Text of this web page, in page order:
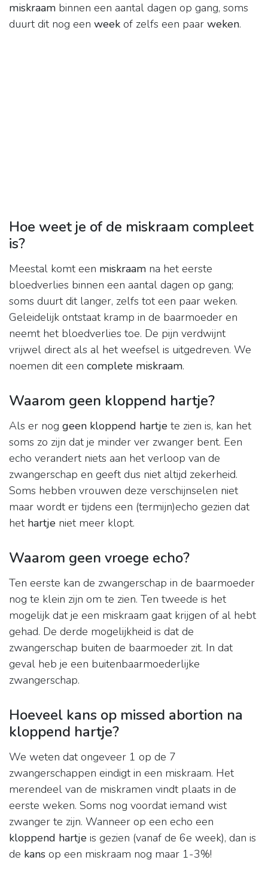
miskraam binnen een aantal dagen op gang, soms
duurt dit nog een week of zelfs een paar weken.
Hoe weet je of de miskraam compleet
is?
Meestal komt een miskraam na het eerste
bloedverlies binnen een aantal dagen op gang;
soms duurt dit langer, zelfs tot een paar weken.
Geleidelijk ontstaat kramp in de baarmoeder en
neemt het bloedverlies toe. De pijn verdwijnt
vrijwel direct als al het weefsel is uitgedreven. We
noemen dit een complete miskraam.
Waarom geen kloppend hartje?
Als er nog geen kloppend hartje te zien is, kan het
soms zo zijn dat je minder ver zwanger bent. Een
echo verandert niets aan het verloop van de
zwangerschap en geeft dus niet altijd zekerheid.
Soms hebben vrouwen deze verschijnselen niet
maar wordt er tijdens een (termijn)echo gezien dat
het hartje niet meer klopt.
Waarom geen vroege echo?
Ten eerste kan de zwangerschap in de baarmoeder
nog te klein zijn om te zien. Ten tweede is het
mogelijk dat je een miskraam gaat krijgen of al hebt
gehad. De derde mogelijkheid is dat de
zwangerschap buiten de baarmoeder zit. In dat
geval heb je een buitenbaarmoederlijke
zwangerschap.
Hoeveel kans op missed abortion na
kloppend hartje?
We weten dat ongeveer 1 op de 7
zwangerschappen eindigt in een miskraam. Het
merendeel van de miskramen vindt plaats in de
eerste weken. Soms nog voordat iemand wist
zwanger te zijn. Wanneer op een echo een
kloppend hartje is gezien (vanaf de 6e week), dan is
de kans op een miskraam nog maar 1-3%!